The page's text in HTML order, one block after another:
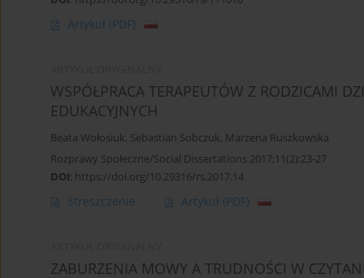
Artykuł (PDF)
WSPÓŁPRACA TERAPEUTÓW Z RODZICAMI
EDUKACYJNYCH
Beata Wołosiuk, Sebastian Sobczuk, Marzena Ruszkowska
Rozprawy Społeczne/Social Dissertations 2017;11(2):23-27
DOI: https://doi.org/10.29316/rs.2017.14
Streszczenie Artykuł (PDF)
ZABURZENIA MOWY A TRUDNOŚCI W